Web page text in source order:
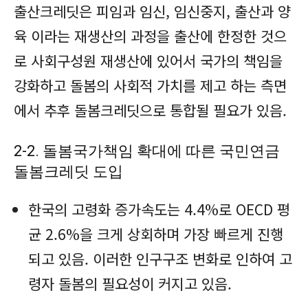
출산크레딧은 피임과 임신, 임신중지, 출산과 양
육 이라는 재생산의 과정을 출산에 한정한 것으
로 사회구성원 재생산에 있어서 국가의 책임을
강화하고 돌봄의 사회적 가치를 제고 하는 측면
에서 추후 돌봄크레딧으로 통합될 필요가 있음.
2-2. 돌봄국가책임 확대에 따른 국민연금
돌봄크레딧 도입
한국의 고령화 증가속도는 4.4%로 OECD 평
균 2.6%을 크게 상회하며 가장 빠르게 진행
되고 있음. 이러한 인구구조 변화로 인하여 고
령자 돌봄의 필요성이 커지고 있음.